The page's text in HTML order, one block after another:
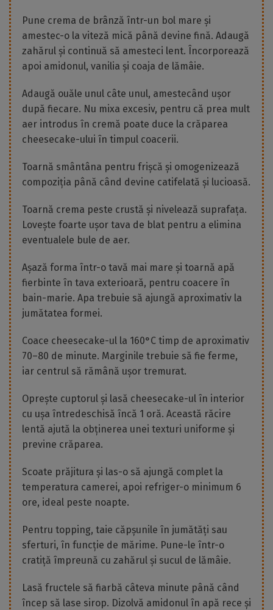
Pune crema de brânză într-un bol mare și
amestec-o la viteză mică până devine fină. Adaugă
zahărul și continuă să amesteci lent. Încorporează
apoi amidonul, vanilia și coaja de lămâie.
Adaugă ouăle unul câte unul, amestecând ușor
după fiecare. Nu mixa excesiv, pentru că prea mult
aer introdus în cremă poate duce la crăparea
cheesecake-ului în timpul coacerii.
Toarnă smântâna pentru frișcă și omogenizează
compoziția până când devine catifelată și lucioasă.
Toarnă crema peste crustă și nivelează suprafața.
Lovește foarte ușor tava de blat pentru a elimina
eventualele bule de aer.
Așază forma într-o tavă mai mare și toarnă apă
fierbinte în tava exterioară, pentru coacere în
bain-marie. Apa trebuie să ajungă aproximativ la
jumătatea formei.
Coace cheesecake-ul la 160°C timp de aproximativ
70–80 de minute. Marginile trebuie să fie ferme,
iar centrul să rămână ușor tremurat.
Oprește cuptorul și lasă cheesecake-ul în interior
cu ușa întredeschisă încă 1 oră. Această răcire
lentă ajută la obținerea unei texturi uniforme și
previne crăparea.
Scoate prăjitura și las-o să ajungă complet la
temperatura camerei, apoi refriger-o minimum 6
ore, ideal peste noapte.
Pentru topping, taie căpșunile în jumătăți sau
sferturi, în funcție de mărime. Pune-le într-o
cratiță împreună cu zahărul și sucul de lămâie.
Lasă fructele să fiarbă câteva minute până când
încep să lase sirop. Dizolvă amidonul în apă rece și